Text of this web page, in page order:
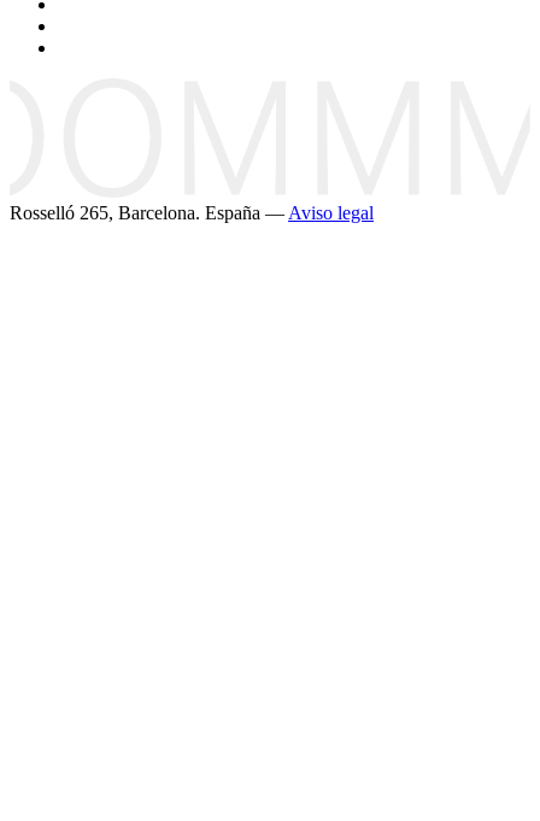
Rosselló 265, Barcelona. España — Aviso legal